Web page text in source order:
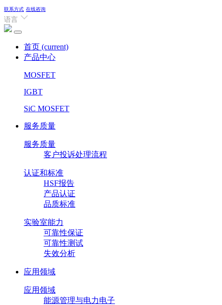
联系方式 在线咨询
语言
首页 (current)
产品中心
MOSFET
IGBT
SiC MOSFET
服务质量
服务质量
客户投诉处理流程
认证和标准
HSF报告
产品认证
品质标准
实验室能力
可靠性保证
可靠性测试
失效分析
应用领域
应用领域
能源管理与电力电子